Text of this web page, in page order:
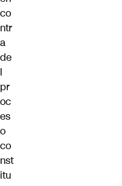
co
ntr
a
de
l
pr
oc
es
o
co
nst
itu